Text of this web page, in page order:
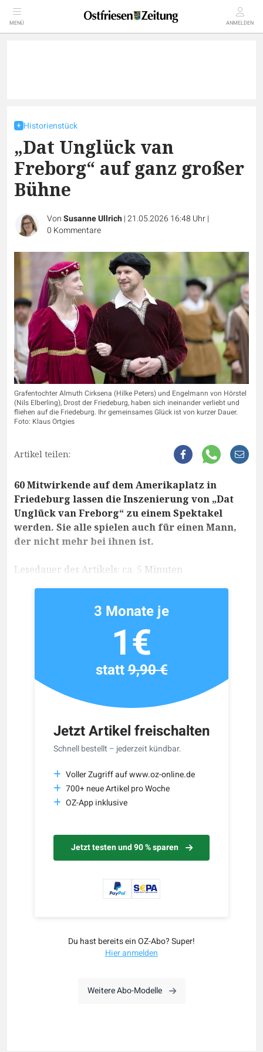
MENÜ ANMELDEN
Historienstück
„Dat Unglück van
Freborg“ auf ganz großer
Bühne
VonSusanne Ullrich|21.05.2026 16:48 Uhr|
0 Kommentare
Grafentochter Almuth Cirksena (Hilke Peters) und Engelmann von Hörstel
(Nils Elberling), Drost der Friedeburg, haben sich ineinander verliebt und
fliehen auf die Friedeburg. Ihr gemeinsames Glück ist von kurzer Dauer.
Foto: Klaus Ortgies
Artikel teilen:
60 Mitwirkende auf dem Amerikaplatz in
Friedeburg lassen die Inszenierung von „Dat
Unglück van Freborg“ zu einem Spektakel
werden. Sie alle spielen auch für einen Mann,
der nicht mehr bei ihnen ist.
Lesedauer des Artikels: ca. 5 Minuten
Jetzt Artikel freischalten
Schnell bestellt – jederzeit kündbar.
Voller Zugriff auf www.oz-online.de
700+ neue Artikel pro Woche
OZ-App inklusive
Jetzt testen und 90 % sparen
3 Monate je
1€
statt9,90 €
Du hast bereits ein OZ-Abo? Super!
Hier anmelden
Weitere Abo-Modelle